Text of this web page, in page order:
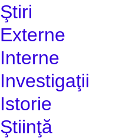
Ştiri
Externe
Interne
Investigaţii
Istorie
Ştiinţă